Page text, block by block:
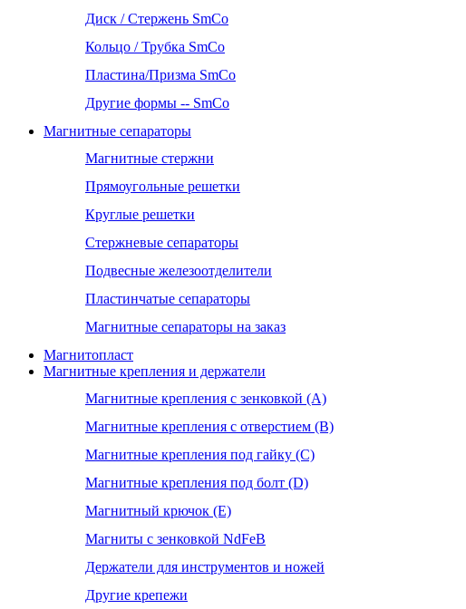
Диск / Стержень SmCo
Кольцо / Трубка SmCo
Пластина/Призма SmCo
Другие формы -- SmCo
Магнитные сепараторы
Магнитные стержни
Прямоугольные решетки
Круглые решетки
Стержневые сепараторы
Подвесные железоотделители
Пластинчатые сепараторы
Магнитные сепараторы на заказ
Магнитопласт
Магнитные крепления и держатели
Магнитные крепления с зенковкой (А)
Магнитные крепления с отверстием (В)
Магнитные крепления под гайку (С)
Магнитные крепления под болт (D)
Магнитный крючок (Е)
Магниты с зенковкой NdFeB
Держатели для инструментов и ножей
Другие крепежи